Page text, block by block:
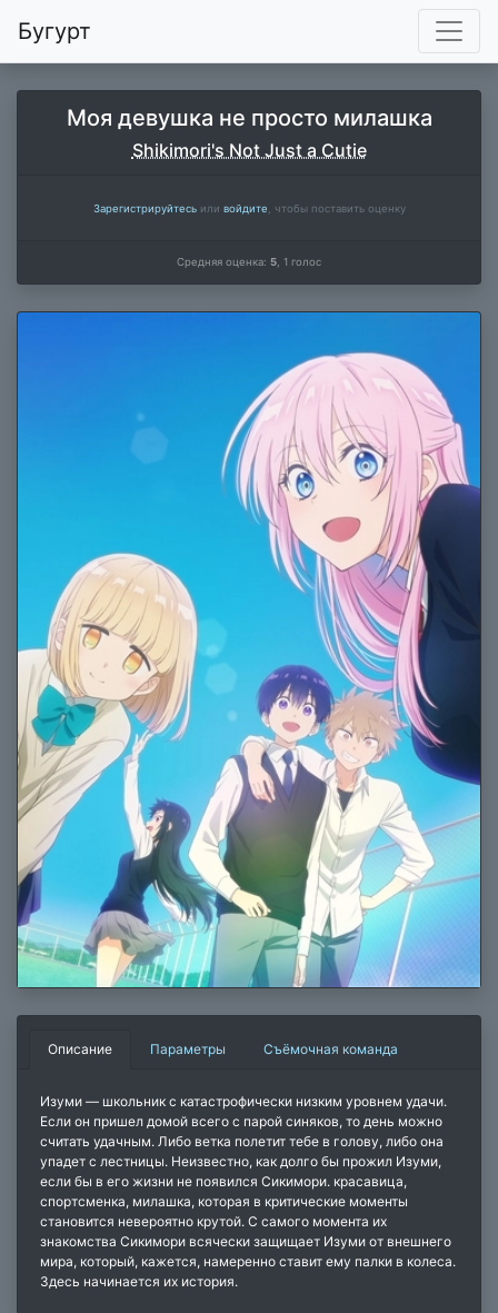
Бугурт
Моя девушка не просто милашка
Shikimori's Not Just a Cutie
Зарегистрируйтесьили войдите , чтобы поставить оценку
Средняя оценка: 5 1 голос
Описание Параметры Съёмочная команда
Изуми — школьник с катастрофически низким уровнем удачи.
Если он пришел домой всего с парой синяков, то день можно
считать удачным. Либо ветка полетит тебе в голову, либо она
упадет с лестницы. Неизвестно, как долго бы прожил Изуми,
если бы в его жизни не появился Сикимори. красавица,
спортсменка, милашка, которая в критические моменты
становится невероятно крутой. С самого момента их
знакомства Сикимори всячески защищает Изуми от внешнего
мира, который, кажется, намеренно ставит ему палки в колеса.
Здесь начинается их история.